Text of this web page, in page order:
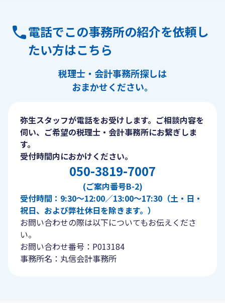
電話でこの事務所の紹介を依頼し
たい方はこちら
税理士・会計事務所探しは
おまかせください。
弥生スタッフが電話をお受けします。ご相談内容を
伺い、ご希望の税理士・会計事務所にお繋ぎしま
す。
受付時間内におかけください。
050-3819-7007
(ご案内番号B-2)
受付時間：9:30〜12:00／13:00〜17:30（土・日・
祝日、および弊社休日を除きます。）
お問い合わせの際は以下についてもお伝えくださ
い。
お問い合わせ番号：P013184
事務所名：丸信会計事務所